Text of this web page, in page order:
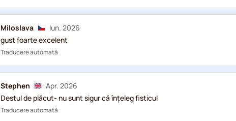
Miloslava
Iun. 2026
gust foarte excelent
Traducere automată
Stephen
Apr. 2026
Destul de plăcut- nu sunt sigur că înțeleg fisticul
Traducere automată